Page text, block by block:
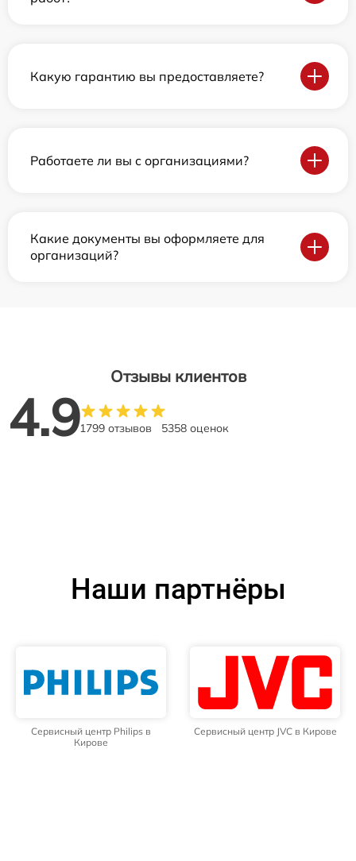
Какую гарантию вы предоставляете?
Работаете ли вы с организациями?
Какие документы вы оформляете для
организаций?
Отзывы клиентов
4.91799 отзывов 5358 оценок
Наши партнёры
Сервисный центр Philips в
Кирове
Сервисный центр JVC в Кирове